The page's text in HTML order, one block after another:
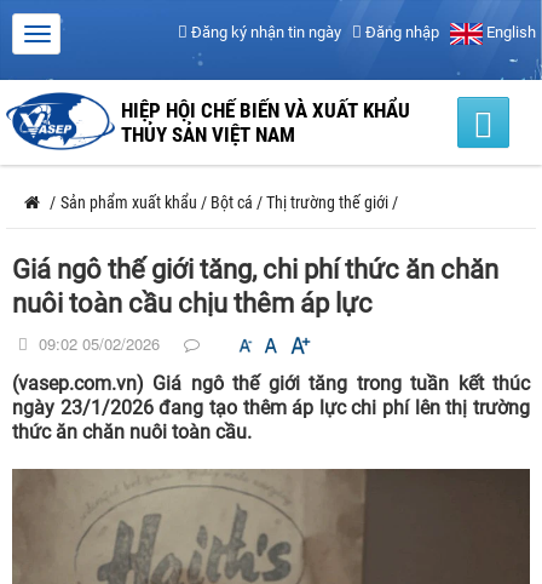
Đăng ký nhận tin ngày Đăng nhập English
HIỆP HỘI CHẾ BIẾN VÀ XUẤT KHẨU
THỦY SẢN VIỆT NAM
/ Sản phẩm xuất khẩu / Bột cá /Thị trường thế giới /
Giá ngô thế giới tăng, chi phí thức ăn chăn
nuôi toàn cầu chịu thêm áp lực
09:02 05/02/2026
(vasep.com.vn) Giá ngô thế giới tăng trong tuần kết thúc
ngày 23/1/2026 đang tạo thêm áp lực chi phí lên thị trường
thức ăn chăn nuôi toàn cầu.